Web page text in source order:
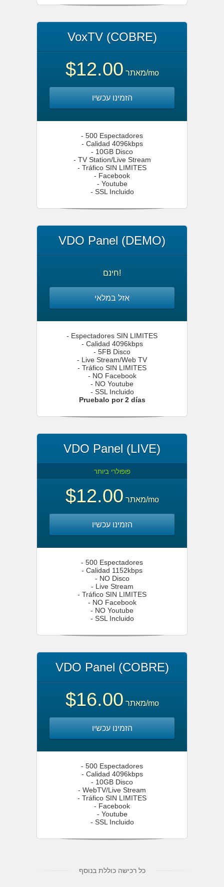
VoxTV (COBRE)
מאתר $12.00 /mo
הזמינו עכשיו
- 500 Espectadores
- Calidad 4096kbps
- 10GB Disco
- TV Station/Live Stream
- Tráfico SIN LIMITES
- Facebook
- Youtube
- SSL Incluido
VDO Panel (DEMO)
חינם!
אזל במלאי
- Espectadores SIN LIMITES
- Calidad 4096kbps
- 5FB Disco
- Live Stream/Web TV
- Tráfico SIN LIMITES
- NO Facebook
- NO Youtube
- SSL Incluido
Pruebalo por 2 días
VDO Panel (LIVE)
פופולרי ביותר
מאתר $12.00 /mo
הזמינו עכשיו
- 500 Espectadores
- Calidad 1152kbps
- NO Disco
- Live Stream
- Tráfico SIN LIMITES
- NO Facebook
- NO Youtube
- SSL Incluido
VDO Panel (COBRE)
מאתר $16.00 /mo
הזמינו עכשיו
- 500 Espectadores
- Calidad 4096kbps
- 10GB Disco
- WebTV/Live Stream
- Tráfico SIN LIMITES
- Facebook
- Youtube
- SSL Incluido
כל רכישה כוללת בנוסף